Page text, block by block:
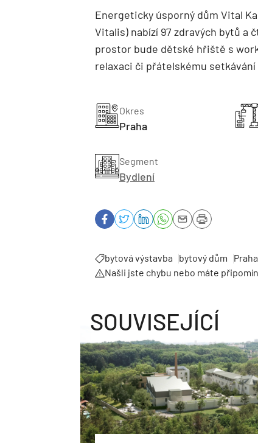
Energeticky úsporný dům Vital
Vitalis) nabízí 97 zdravých bytů a
prostor bude dětské hřiště s
relaxaci či přátelskému
Okres
Praha
Segment
Bydlení
bytová výstavba bytový dům
Praha
Našli jste chybu nebo máte
SOUVISEJÍCÍ